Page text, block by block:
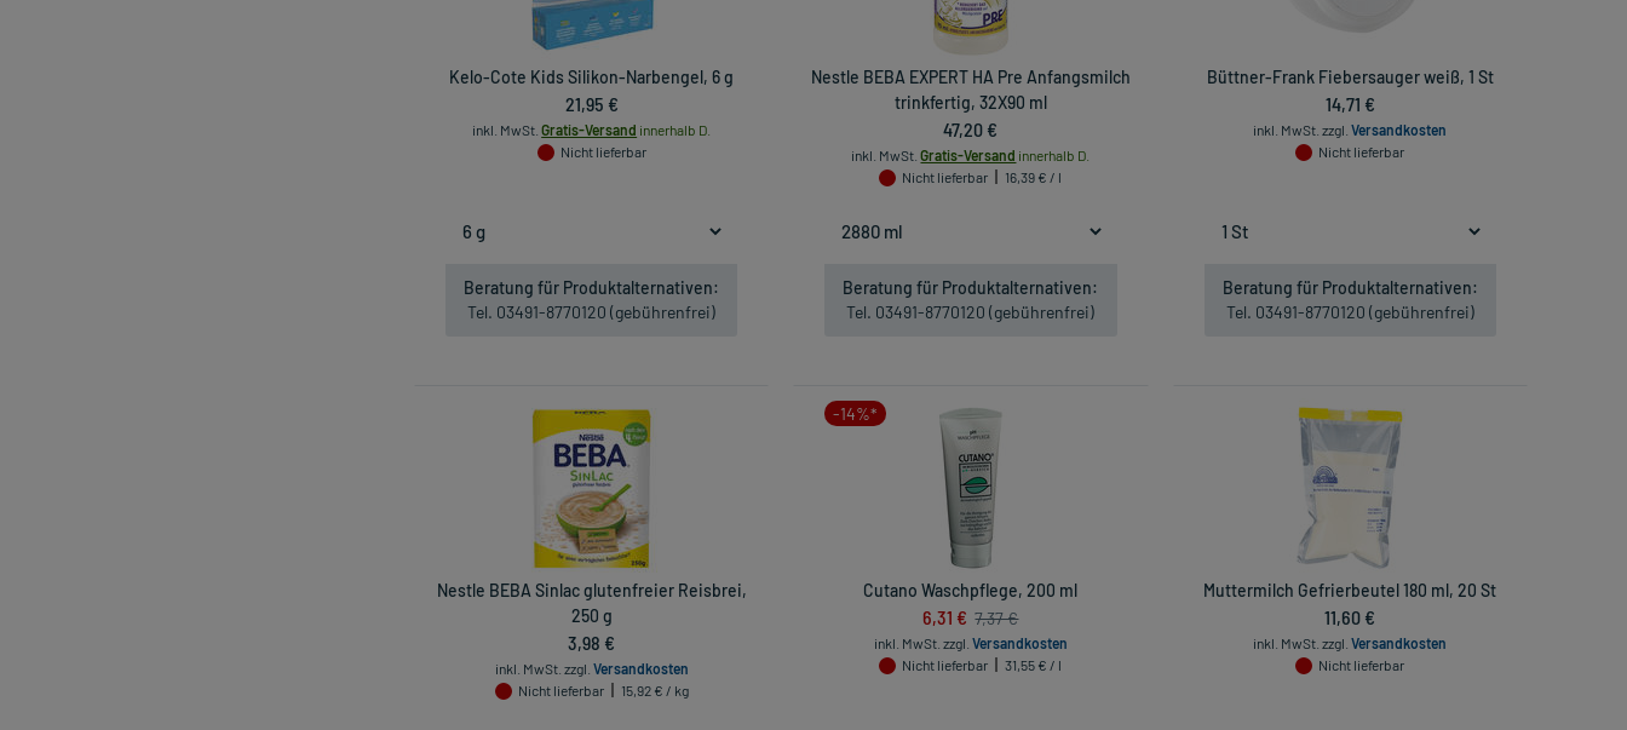
Kelo-Cote Kids Silikon-Narbengel, 6 g
21,95 €
inkl. MwSt. Gratis-Versand innerhalb D.
Nicht lieferbar
Beratung für Produktalternativen:
Tel. 03491-8770120 (gebührenfrei)
Nestle BEBA EXPERT HA Pre Anfangsmilch
trinkfertig, 32X90 ml
47,20 €
inkl. MwSt. Gratis-Versand innerhalb D.
Nicht lieferbar
16,39 € / l
Beratung für Produktalternativen:
Tel. 03491-8770120 (gebührenfrei)
Büttner-Frank Fiebersauger weiß, 1 St
14,71 €
inkl. MwSt. zzgl.Versandkosten
Nicht lieferbar
Beratung für Produktalternativen:
Tel. 03491-8770120 (gebührenfrei)
Nestle BEBA Sinlac glutenfreier Reisbrei,
250 g
3,98 €
inkl. MwSt. zzgl. Versandkosten
Nicht lieferbar
15,92 € / kg
-14%*
Cutano Waschpflege, 200 ml
6,31 € 7,37 €
inkl. MwSt. zzgl. Versandkosten
Nicht lieferbar
31,55 € / l
Muttermilch Gefrierbeutel 180 ml, 20 St
11,60 €
inkl. MwSt. zzgl.Versandkosten
Nicht lieferbar